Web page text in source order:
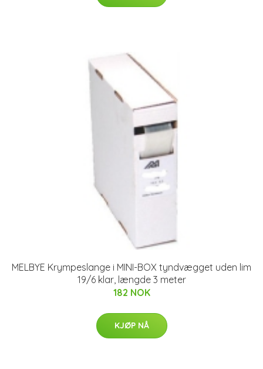
MELBYE Krympeslange i MINI-BOX tyndvægget uden lim
19/6 klar, længde 3 meter
182 NOK
KJØP NÅ